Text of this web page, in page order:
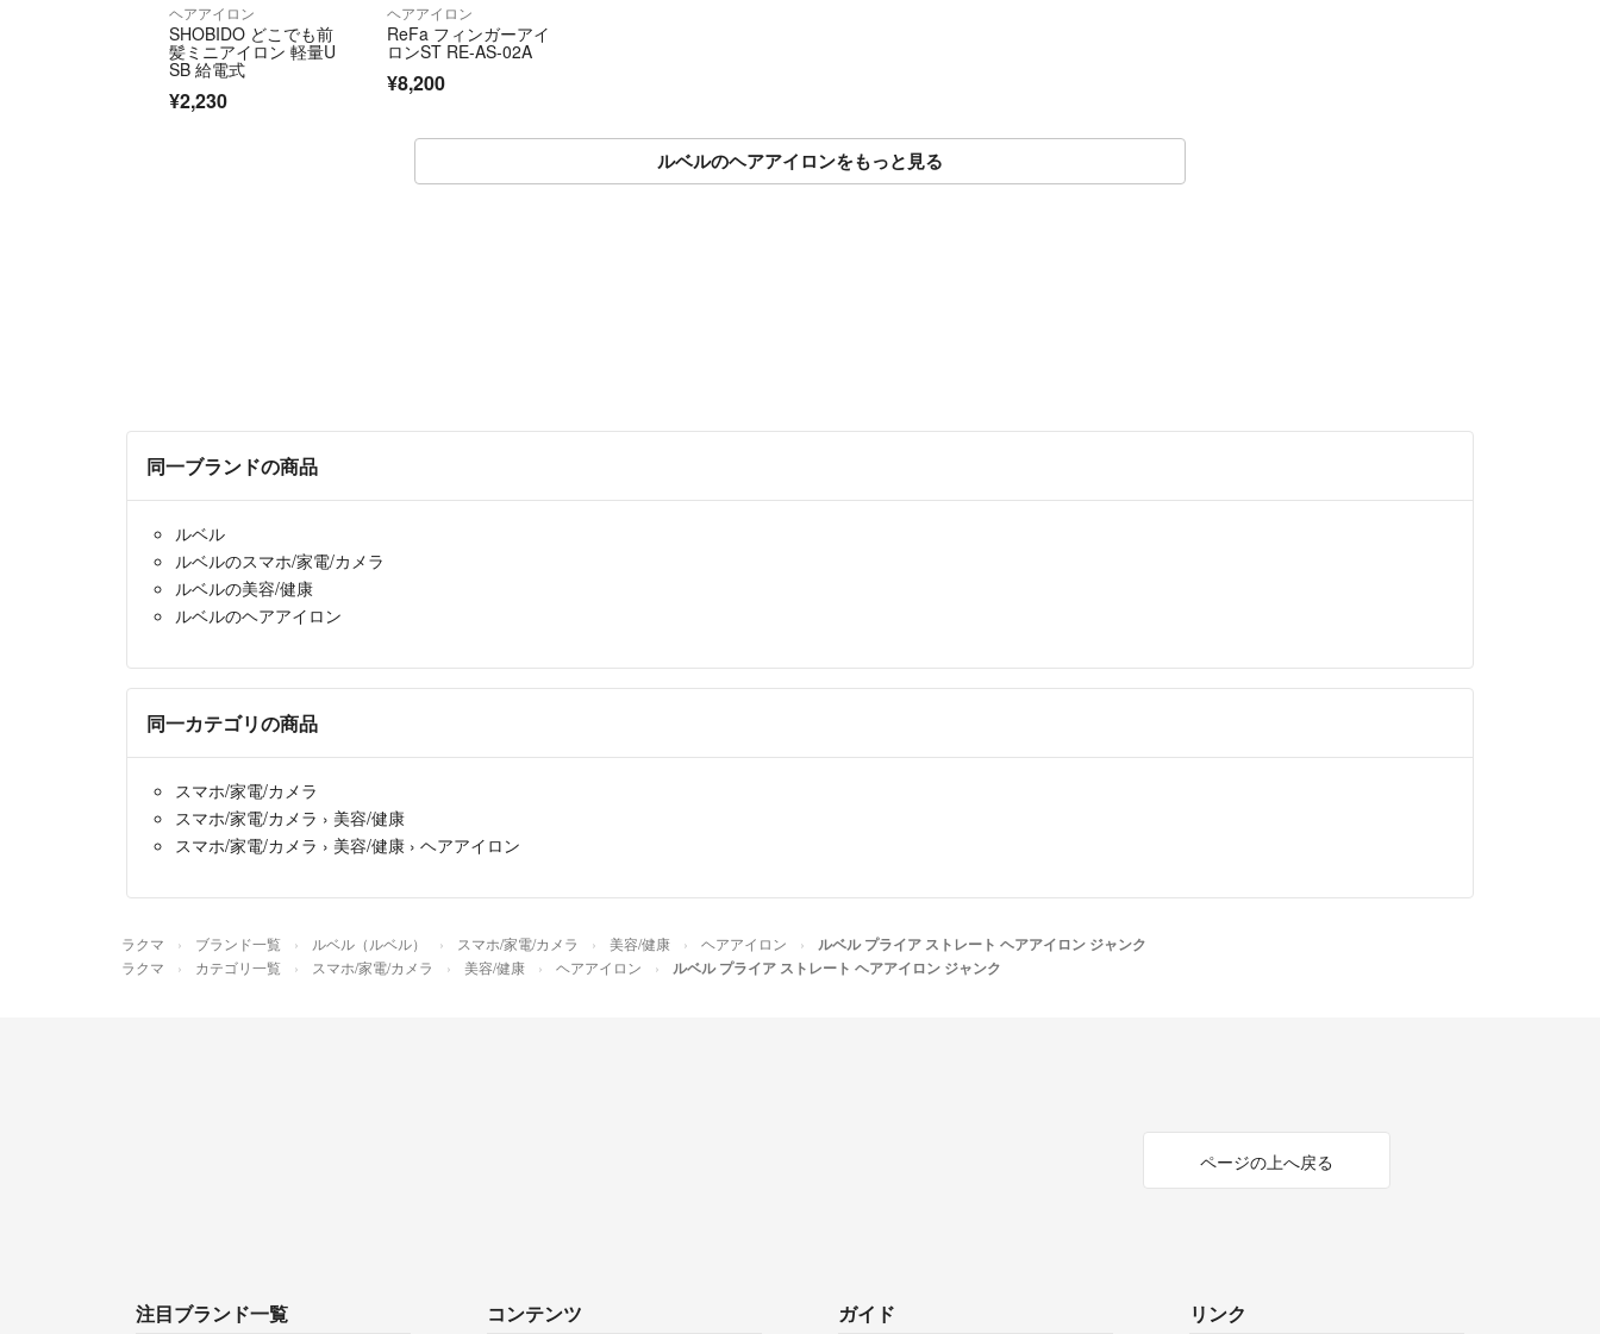
ヘアアイロン
SHOBIDO どこでも前
髪ミニアイロン 軽量U
SB 給電式
¥2,230
ヘアアイロン
ReFa フィンガーアイ
ロンST RE-AS-02A
¥8,200
ルベルのヘアアイロンをもっと見る
同一ブランドの商品
ルベル
ルベルのスマホ/家電/カメラ
ルベルの美容/健康
ルベルのヘアアイロン
同一カテゴリの商品
スマホ/家電/カメラ
スマホ/家電/カメラ › 美容/健康
スマホ/家電/カメラ › 美容/健康 › ヘアアイロン
ラクマ ブランド一覧 ルベル（ルベル） スマホ/家電/カメラ 美容/健康 ヘアアイロン ルベル プライア ストレート ヘアアイロン ジャンク
ラクマ カテゴリ一覧 スマホ/家電/カメラ 美容/健康 ヘアアイロン ルベル プライア ストレート ヘアアイロン ジャンク
ページの上へ戻る
注目ブランド一覧 コンテンツ ガイド リンク